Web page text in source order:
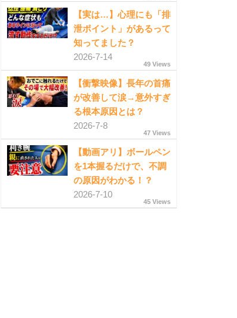
【実は…】心理にも「排
泄ポイント」があるって
知ってました？
2026-7-14
49 Views
【衝撃映像】長年の首痛
が改善して涙→意外すぎ
る根本原因とは？
2026-7-8
47 Views
【動画アリ】ボールペン
を1本握るだけで、不調
の原因がわかる！？
2026-7-10
45 Views